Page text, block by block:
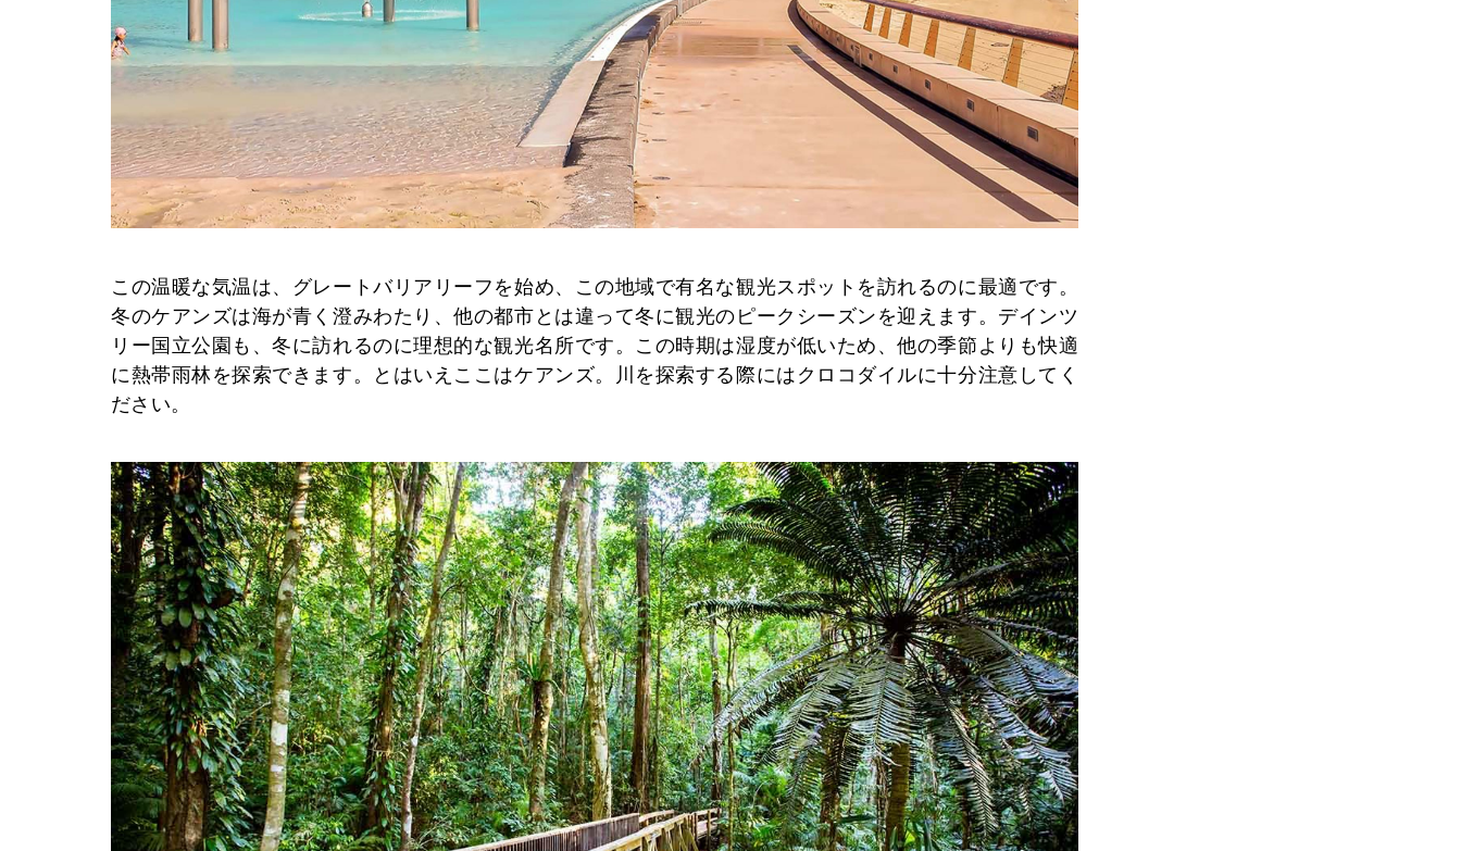
この温暖な気温は、グレートバリアリーフを始め、この地域で有名な観光スポットを訪れるのに最適です。
冬のケアンズは海が青く澄みわたり、他の都市とは違って冬に観光のピークシーズンを迎えます。デインツ
リー国立公園も、冬に訪れるのに理想的な観光名所です。この時期は湿度が低いため、他の季節よりも快適
に熱帯雨林を探索できます。とはいえここはケアンズ。川を探索する際にはクロコダイルに十分注意してく
ださい。